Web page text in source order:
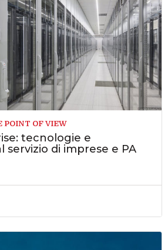
POINT OF VIEW
tecnologie e
servizio di imprese e PA